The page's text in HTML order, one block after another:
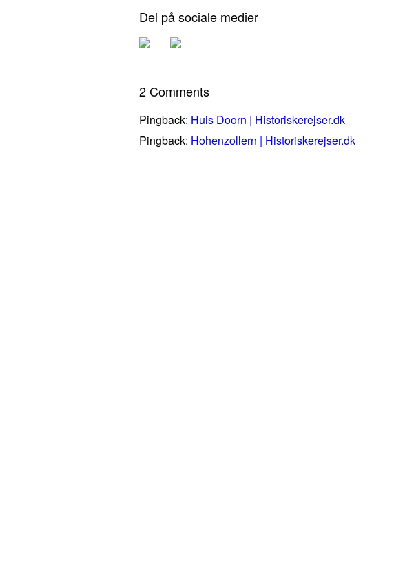
Del på sociale medier
2 Comments
Pingback: Huis Doorn | Historiskerejser.dk
Pingback: Hohenzollern | Historiskerejser.dk